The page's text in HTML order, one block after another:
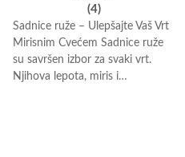
(4)
Sadnice ruže – Ulepšajte Vaš Vrt
Mirisnim Cvećem Sadnice ruže
su savršen izbor za svaki vrt.
Njihova lepota, miris i…